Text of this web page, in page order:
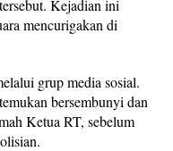
Kejadian ini
mencurigakan di
grup media sosial.
bersembunyi dan
Ketua RT, sebelum